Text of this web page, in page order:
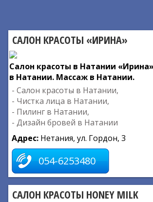
САЛОН КРАСОТЫ «ИРИНА»
Салон красоты в Натании
в Натании. Массаж в Натании.
- Салон красоты в Натании,
- Чистка лица в Натании,
- Пилинг в Натании,
- Дизайн бровей в Натании
Адрес: Нетания, ул. Гордон, 3
054-6253480
САЛОН КРАСОТЫ HONEY MILK